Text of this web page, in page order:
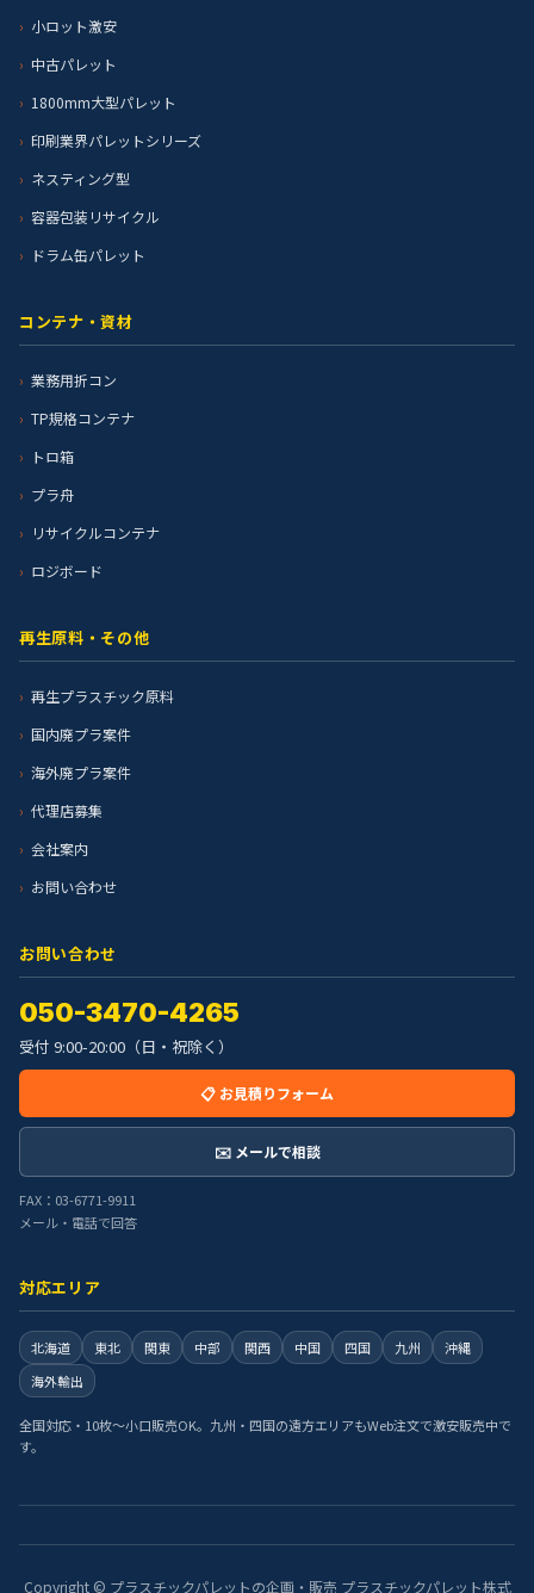
小ロット激安
中古パレット
1800mm大型パレット
印刷業界パレットシリーズ
ネスティング型
容器包装リサイクル
ドラム缶パレット
コンテナ・資材
業務用折コン
TP規格コンテナ
トロ箱
プラ舟
リサイクルコンテナ
ロジボード
再生原料・その他
再生プラスチック原料
国内廃プラ案件
海外廃プラ案件
代理店募集
会社案内
お問い合わせ
お問い合わせ
050-3470-4265
受付 9:00-20:00（日・祝除く）
📋 お見積りフォーム
✉️ メールで相談
FAX：03-6771-9911
メール・電話で回答
対応エリア
北海道 東北 関東 中部 関西 中国 四国 九州
沖縄
海外輸出
全国対応・10枚〜小口販売OK。九州・四国の遠方エリアもWeb注文で激安販売中で
す。
Copyright © プラスチックパレットの企画・販売 プラスチックパレット株式